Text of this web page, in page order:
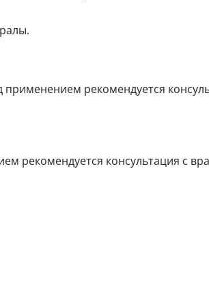
рекомендуется
рекомендуется консультация с